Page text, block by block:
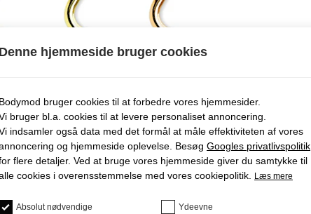
hjemmeside bruger cookies
bruger cookies til at forbedre vores hjemmesider.
bruger bl.a. cookies til at levere personaliset annoncering.
indsamler også data med det formål at måle effektiviteten af ​​vores
og hjemmeside oplevelse. Besøg Googles privatlivspolitik
flere detaljer. Ved at bruge vores hjemmeside giver du samtykke til
cookies i overensstemmelse med vores cookiepolitik.
Læs mere
Absolut nødvendige Ydeevne